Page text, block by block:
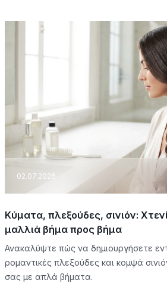
02.07.2026
Κύματα, πλεξούδες, σινιόν:
μαλλιά βήμα προς βήμα
Ανακαλύψτε πώς να δημιουργήσετε
ρομαντικές πλεξούδες και κομψά
σας με απλά βήματα.